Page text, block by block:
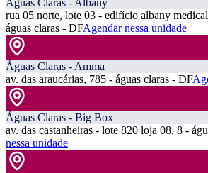
rua 05 norte, lote 03 - edifício albany
águas claras - DFAgendar nessa unidade
Águas Claras - Amma
av. das araucárias, 785 - águas claras - DF
Águas Claras - Big Box
av. das castanheiras - lote 820 loja 08, 8 -
nessa unidade